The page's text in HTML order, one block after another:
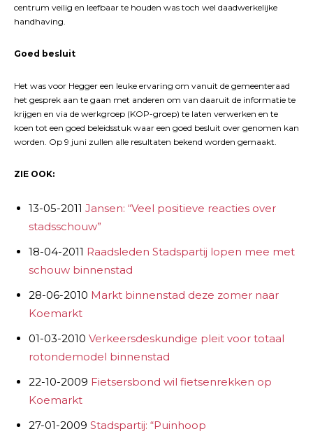
centrum veilig en leefbaar te houden was toch wel daadwerkelijke
handhaving.
Goed besluit
Het was voor Hegger een leuke ervaring om vanuit de gemeenteraad
het gesprek aan te gaan met anderen om van daaruit de informatie te
krijgen en via de werkgroep (KOP-groep) te laten verwerken en te
koen tot een goed beleidsstuk waar een goed besluit over genomen kan
worden. Op 9 juni zullen alle resultaten bekend worden gemaakt.
ZIE OOK:
13-05-2011 Jansen: “Veel positieve reacties over
stadsschouw”
18-04-2011 Raadsleden Stadspartij lopen mee met
schouw binnenstad
28-06-2010 Markt binnenstad deze zomer naar
Koemarkt
01-03-2010 Verkeersdeskundige pleit voor totaal
rotondemodel binnenstad
22-10-2009 Fietsersbond wil fietsenrekken op
Koemarkt
27-01-2009 Stadspartij: “Puinhoop